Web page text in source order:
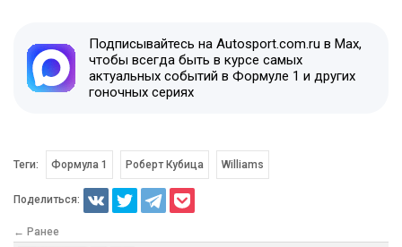
Подписывайтесь на Autosport.com.ru в Max,
чтобы всегда быть в курсе самых
актуальных событий в Формуле 1 и других
гоночных сериях
Теги: Формула 1 Роберт Кубица Williams
Поделиться:
← Ранее